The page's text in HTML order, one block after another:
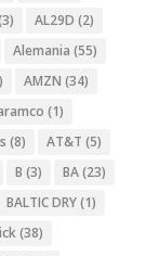
AL29D (2)
Alemania (55)
AMZN (34)
(1)
(8) AT&T (5)
B (3) BA(23)
BALTIC DRY(1)
(38)